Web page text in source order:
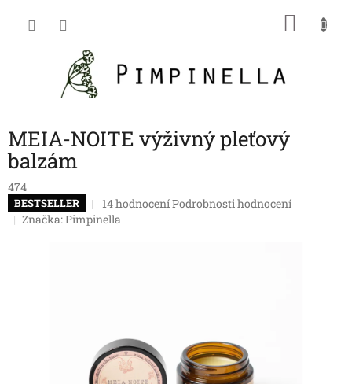
MEIA-NOITE výživný pleťový
balzám
474
BESTSELLER
Průměrné
hodnocení
14 hodnoceníPodrobnosti hodnocení
Značka:Pimpinella